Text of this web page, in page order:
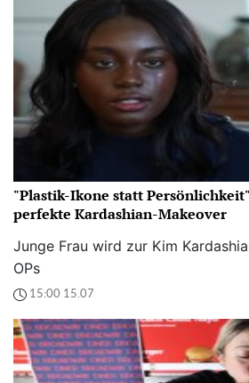
"Plastik-Ikone statt
perfekte Kardashian-Makeover
Junge Frau wird zur Kim
OPs
15:00 15.07